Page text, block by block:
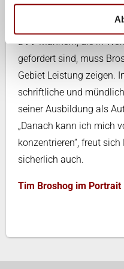
Vor der Vereinssaison
DVV-Männern, die in
gefordert sind, muss
Gebiet Leistung zeigen.
schriftliche und
seiner Ausbildung als
„Danach kann ich mich
konzentrieren“, freut
sicherlich auch.
Tim Broshog im Portrait